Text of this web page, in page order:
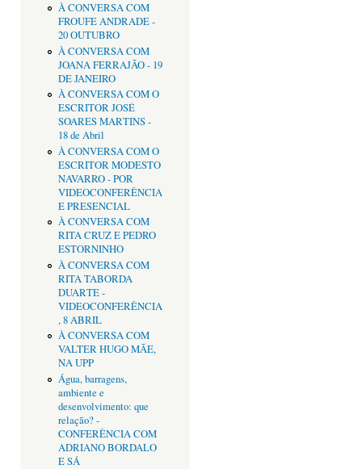
À CONVERSA COM
FROUFE ANDRADE -
20 OUTUBRO
À CONVERSA COM
JOANA FERRAJÃO - 19
DE JANEIRO
À CONVERSA COM O
ESCRITOR JOSÉ
SOARES MARTINS -
18 de Abril
À CONVERSA COM O
ESCRITOR MODESTO
NAVARRO - POR
VIDEOCONFERÊNCIA
E PRESENCIAL
À CONVERSA COM
RITA CRUZ E PEDRO
ESTORNINHO
À CONVERSA COM
RITA TABORDA
DUARTE -
VIDEOCONFERÊNCIA
, 8 ABRIL
À CONVERSA COM
VALTER HUGO MÃE,
NA UPP
Água, barragens,
ambiente e
desenvolvimento: que
relação? -
CONFERÊNCIA COM
ADRIANO BORDALO
E SÁ